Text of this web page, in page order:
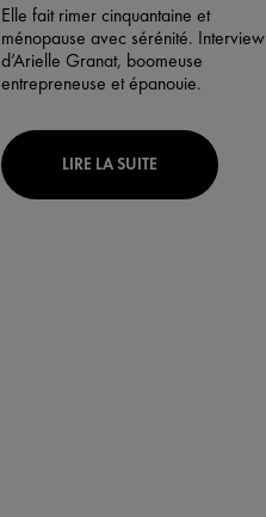
Elle fait rimer cinquantaine et
ménopause avec sérénité. Interview
d’Arielle Granat, boomeuse
entrepreneuse et épanouie.
LIRE LA SUITE